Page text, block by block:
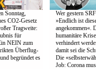
Sonntag,
CO2-Gesetz
Tragweite:
für
NEIN zum
Überflug-
begründet es
Wer gestern
»Endlich ist
angekommen«.
humanitäre
verhindert
damit sei die
Die
Job: Corona